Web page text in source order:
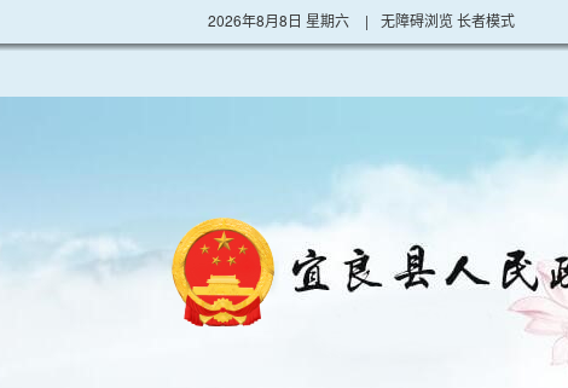
2026年8月8日 星期六 | 无障碍浏览长者模式